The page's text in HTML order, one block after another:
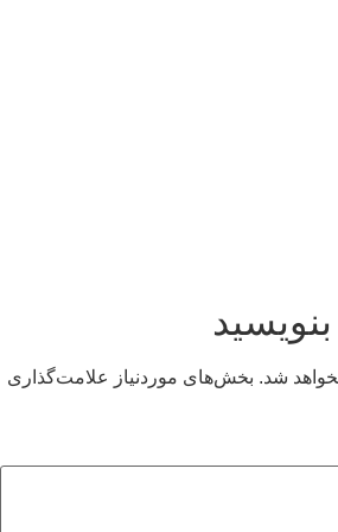
شد. بخش‌های موردنیاز علامت‌گذاری